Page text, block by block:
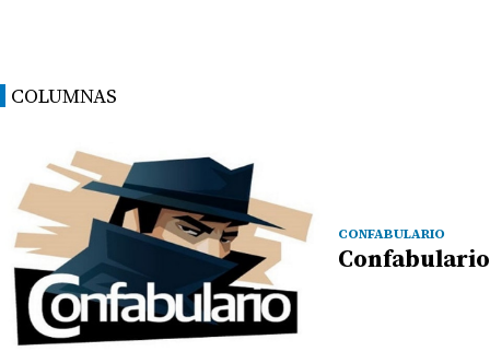
COLUMNAS
CONFABULARIO
Confabulario